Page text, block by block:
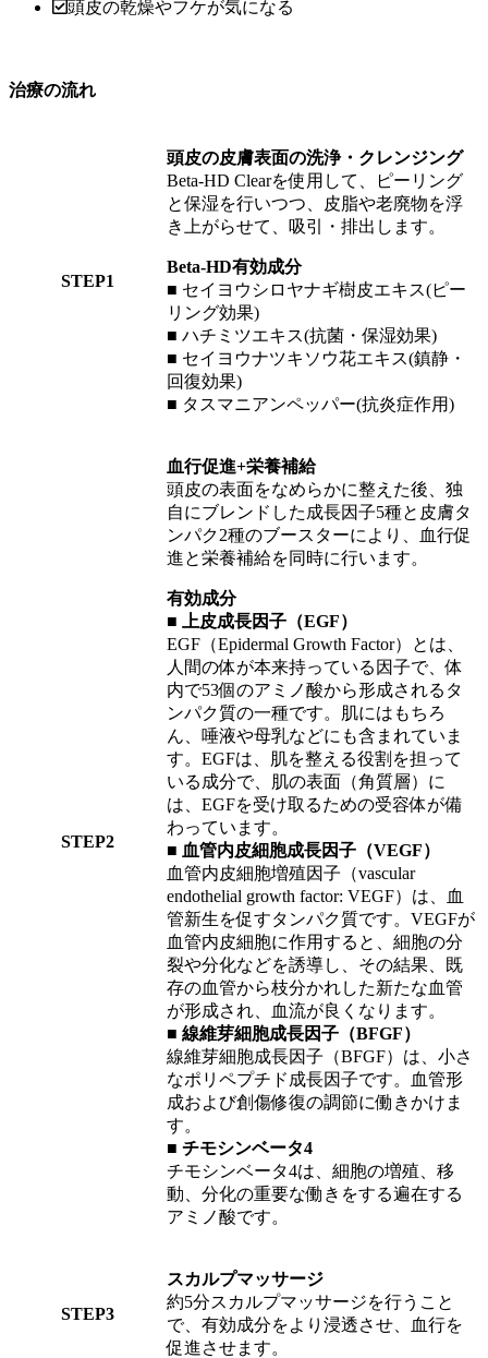
頭皮の乾燥やフケが気になる
治療の流れ
STEP1
頭皮の皮膚表面の洗浄・クレンジング
Beta-HD Clearを使用して、ピーリング
と保湿を行いつつ、皮脂や老廃物を浮
き上がらせて、吸引・排出します。
Beta-HD有効成分
■ セイヨウシロヤナギ樹皮エキス(ピー
リング効果)
■ ハチミツエキス(抗菌・保湿効果)
■ セイヨウナツキソウ花エキス(鎮静・
回復効果)
■ タスマニアンペッパー(抗炎症作用)
STEP2
血行促進+栄養補給
頭皮の表面をなめらかに整えた後、独
自にブレンドした成長因子5種と皮膚タ
ンパク2種のブースターにより、血行促
進と栄養補給を同時に行います。
有効成分
■
上皮成長因子（EGF）
EGF（Epidermal Growth Factor）とは、
人間の体が本来持っている因子で、体
内で53個のアミノ酸から形成されるタ
ンパク質の一種です。肌にはもちろ
ん、唾液や母乳などにも含まれていま
す。EGFは、肌を整える役割を担って
いる成分で、肌の表面（角質層）に
は、EGFを受け取るための受容体が備
わっています。
■ 血管内皮細胞成長因子（VEGF）
血管内皮細胞増殖因子（vascular
endothelial growth factor: VEGF）は、血
管新生を促すタンパク質です。VEGFが
血管内皮細胞に作用すると、細胞の分
裂や分化などを誘導し、その結果、既
存の血管から枝分かれした新たな血管
が形成され、血流が良くなります。
■ 線維芽細胞成長因子（BFGF）
線維芽細胞成長因子（BFGF）は、小さ
なポリペプチド成長因子です。血管形
成および創傷修復の調節に働きかけま
す。
■ チモシンベータ4
チモシンベータ4は、細胞の増殖、移
動、分化の重要な働きをする遍在する
アミノ酸です。
STEP3
スカルプマッサージ
約5分スカルプマッサージを行うこと
で、有効成分をより浸透させ、血行を
促進させます。